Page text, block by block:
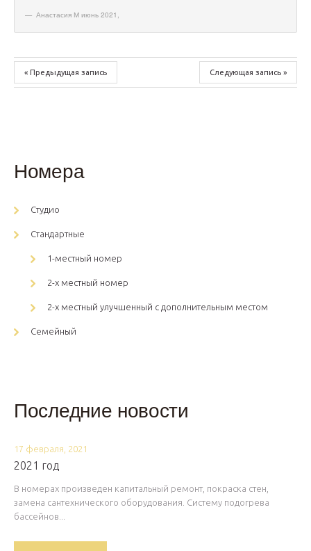
Анастасия М июнь 2021
« Предыдущая запись Следующая запись »
Номера
Студио
Стандартные
1-местный номер
2-х местный номер
2-х местный улучшенный с дополнительным местом
Семейный
Последние новости
17 февраля, 2021
2021 год
В номерах произведен капитальный ремонт, покраска стен,
замена сантехнического оборудования. Систему подогрева
бассейнов...